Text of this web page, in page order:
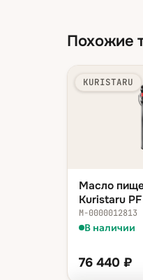
Похожие
KURISTARU
Масло
Kuristaru
М-0000012813
В наличии
76 440 ₽